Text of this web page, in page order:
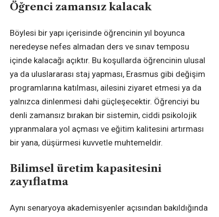
Öğrenci zamansız kalacak
Böylesi bir yapı içerisinde öğrencinin yıl boyunca
neredeyse nefes almadan ders ve sınav temposu
içinde kalacağı açıktır. Bu koşullarda öğrencinin ulusal
ya da uluslararası staj yapması, Erasmus gibi değişim
programlarına katılması, ailesini ziyaret etmesi ya da
yalnızca dinlenmesi dahi güçleşecektir. Öğrenciyi bu
denli zamansız bırakan bir sistemin, ciddi psikolojik
yıpranmalara yol açması ve eğitim kalitesini artırması
bir yana, düşürmesi kuvvetle muhtemeldir.
Bilimsel üretim kapasitesini
zayıflatma
Aynı senaryoya akademisyenler açısından bakıldığında